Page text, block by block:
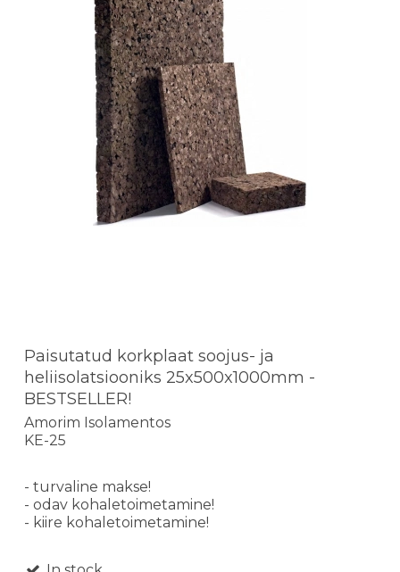
Paisutatud korkplaat soojus- ja
heliisolatsiooniks 25x500x1000mm -
BESTSELLER!
Amorim Isolamentos
KE-25
- turvaline makse!
- odav kohaletoimetamine!
- kiire kohaletoimetamine!